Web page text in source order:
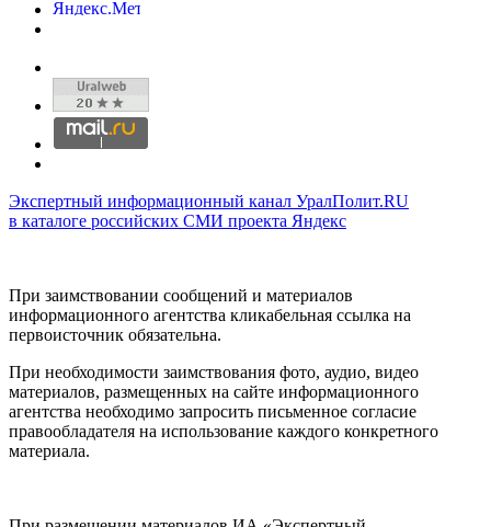
Экспертный информационный канал УралПолит.RU
в каталоге российских СМИ проекта Яндекс
При заимствовании сообщений и материалов
информационного агентства кликабельная ссылка на
первоисточник обязательна.
При необходимости заимствования фото, аудио, видео
материалов, размещенных на сайте информационного
агентства необходимо запросить письменное согласие
правообладателя на использование каждого конкретного
материала.